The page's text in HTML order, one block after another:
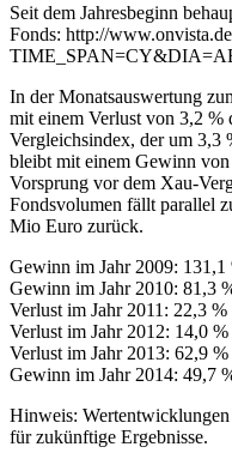
Seit dem Jahresbeginn
Fonds: http://
In der Monatsauswertung
mit einem Verlust von 3,2 %
Vergleichsindex, der um 3,3
bleibt mit einem Gewinn
Vorsprung vor dem Xau-
Fondsvolumen fällt parallel
Mio Euro zurück.
Gewinn im Jahr 2009:
Gewinn im Jahr 2010: 81,3
Verlust im Jahr 2011: 22,3 %
Verlust im Jahr 2012: 14,0 %
Verlust im Jahr 2013: 62,9 %
Gewinn im Jahr 2014: 49,7
Hinweis:
für zukünftige Ergebnisse.